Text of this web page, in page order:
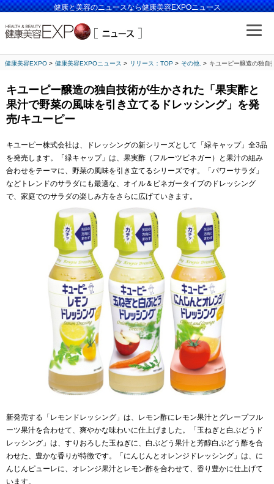
健康と美容のニュースなら健康美容EXPOニュース
健康美容EXPO 健康美容EXPOニュース リリース：TOP その他. キユーピー醸造の独自
キユーピー醸造の独自技術が生かされた「果実酢と
果汁で野菜の風味を引き立てるドレッシング」を発
売/キユーピー
キユーピー株式会社は、ドレッシングの新シリーズとして「緑キャップ」全3品
を発売します。「緑キャップ」は、果実酢（フルーツビネガー）と果汁の組み
合わせをテーマに、野菜の風味を引き立てるシリーズです。「パワーサラダ」
などトレンドのサラダにも最適な、オイル＆ビネガータイプのドレッシング
で、家庭でのサラダの楽しみ方をさらに広げていきます。
新発売する「レモンドレッシング」は、レモン酢にレモン果汁とグレープフル
ーツ果汁を合わせて、爽やかな味わいに仕上げました。「玉ねぎと白ぶどうド
レッシング」は、すりおろした玉ねぎに、白ぶどう果汁と芳醇白ぶどう酢を合
わせた、豊かな香りが特徴です。「にんじんとオレンジドレッシング」は、に
んじんピューレに、オレンジ果汁とレモン酢を合わせて、香り豊かに仕上げて
います。